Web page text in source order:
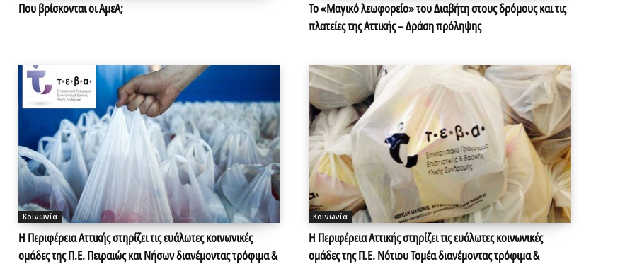
Που βρίσκονται οι ΑμεΑ;
Το «Μαγικό λεωφορείο» του Διαβήτη στους δρόμους και τις
πλατείες της Αττικής – Δράση πρόληψης
Κοινωνία
Η Περιφέρεια Αττικής στηρίζει τις ευάλωτες κοινωνικές
ομάδες της Π.Ε. Πειραιώς και Νήσων διανέμοντας τρόφιμα &
Κοινωνία
Η Περιφέρεια Αττικής στηρίζει τις ευάλωτες κοινωνικές
ομάδες της Π.Ε. Νότιου Τομέα διανέμοντας τρόφιμα &